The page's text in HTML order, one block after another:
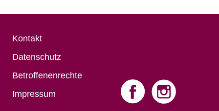
Kontakt
Datenschutz
Betroffenenrechte
Impressum